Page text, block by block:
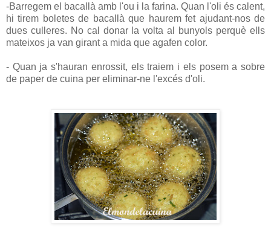
-Barregem el bacallà amb l'ou i la farina. Quan l'oli és calent,
hi tirem boletes de bacallà que haurem fet ajudant-nos de
dues culleres. No cal donar la volta al bunyols perquè ells
mateixos ja van girant a mida que agafen color.
- Quan ja s'hauran enrossit, els traiem i els posem a sobre
de paper de cuina per eliminar-ne l'excés d'oli.